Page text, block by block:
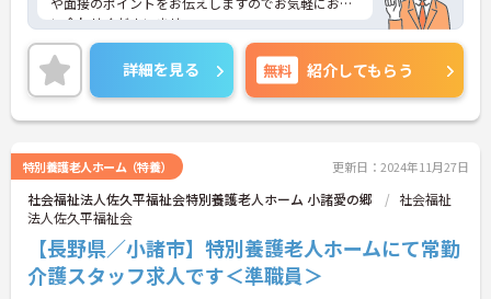
い合わせくださいませ。
詳細を見る 無料 紹介してもらう
特別養護老人ホーム（特養） 更新日：2024年11月27日
社会福祉法人佐久平福祉会特別養護老人ホーム 小諸愛の郷
社会福祉
法人佐久平福祉会
【長野県／小諸市】特別養護老人ホームにて常勤
介護スタッフ求人です＜準職員＞